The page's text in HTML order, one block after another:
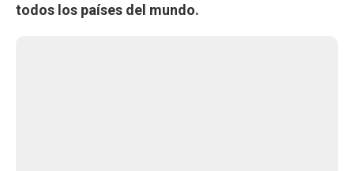
todos los países del mundo.